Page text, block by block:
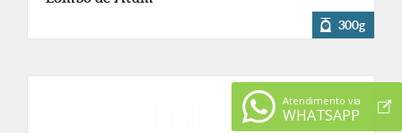
300g
Atendimento via
WHATSAPP